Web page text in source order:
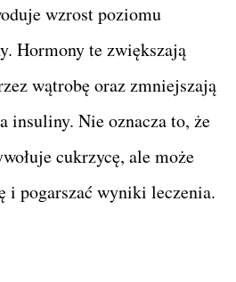
wzrost poziomu
Hormony te zwiększają
wątrobę oraz zmniejszają
insuliny. Nie oznacza to, że
cukrzycę, ale może
i pogarszać wyniki leczenia.